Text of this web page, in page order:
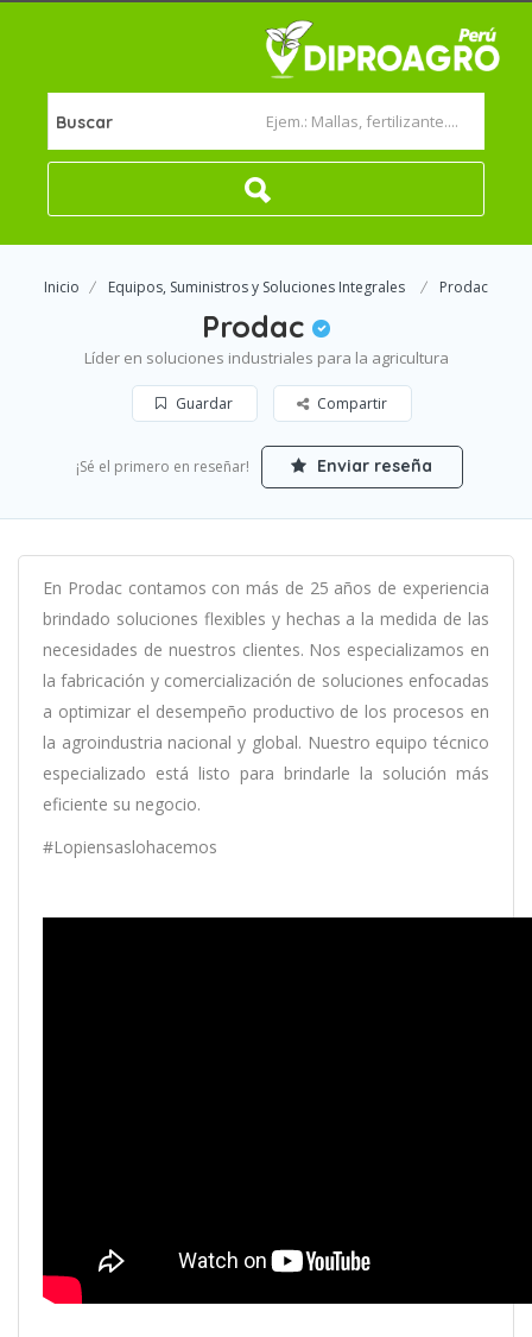
Buscar
Inicio Equipos, Suministros y Soluciones Integrales Prodac
Prodac
Líder en soluciones industriales para la agricultura
Guardar Compartir
¡Sé el primero en reseñar! Enviar reseña
En Prodac contamos con más de 25 años de experiencia
brindado soluciones flexibles y hechas a la medida de las
necesidades de nuestros clientes. Nos especializamos en
la fabricación y comercialización de soluciones enfocadas
a optimizar el desempeño productivo de los procesos en
la agroindustria nacional y global. Nuestro equipo técnico
especializado está listo para brindarle la solución más
eficiente su negocio.
#Lopiensaslohacemos